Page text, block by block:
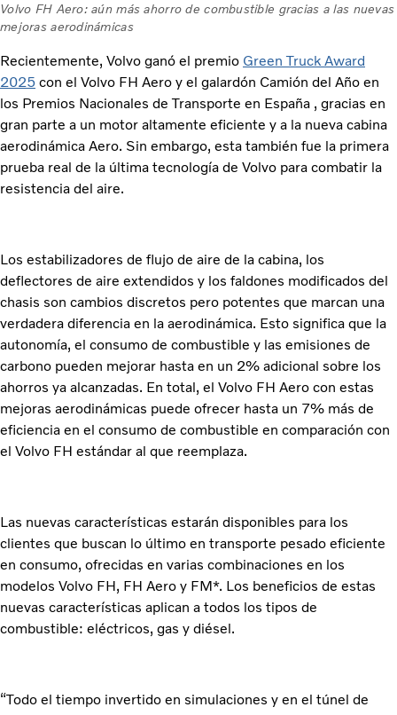
Volvo FH Aero: aún más ahorro de combustible gracias a las nuevas
mejoras aerodinámicas
Recientemente, Volvo ganó el premio Green Truck Award
2025 con el Volvo FH Aero y el galardón Camión del Año en
los Premios Nacionales de Transporte en España , gracias en
gran parte a un motor altamente eficiente y a la nueva cabina
aerodinámica Aero. Sin embargo, esta también fue la primera
prueba real de la última tecnología de Volvo para combatir la
resistencia del aire.
Los estabilizadores de flujo de aire de la cabina, los
deflectores de aire extendidos y los faldones modificados del
chasis son cambios discretos pero potentes que marcan una
verdadera diferencia en la aerodinámica. Esto significa que la
autonomía, el consumo de combustible y las emisiones de
carbono pueden mejorar hasta en un 2% adicional sobre los
ahorros ya alcanzadas. En total, el Volvo FH Aero con estas
mejoras aerodinámicas puede ofrecer hasta un 7% más de
eficiencia en el consumo de combustible en comparación con
el Volvo FH estándar al que reemplaza.
Las nuevas características estarán disponibles para los
clientes que buscan lo último en transporte pesado eficiente
en consumo, ofrecidas en varias combinaciones en los
modelos Volvo FH, FH Aero y FM*. Los beneficios de estas
nuevas características aplican a todos los tipos de
combustible: eléctricos, gas y diésel.
“Todo el tiempo invertido en simulaciones y en el túnel de